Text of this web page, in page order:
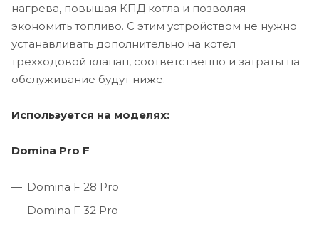
нагрева, повышая КПД котла и позволяя
экономить топливо. С этим устройством не нужно
устанавливать дополнительно на котел
трехходовой клапан, соответственно и затраты на
обслуживание будут ниже.
Используется на моделях:
Domina Pro F
Domina F 28 Pro
Domina F 32 Pro